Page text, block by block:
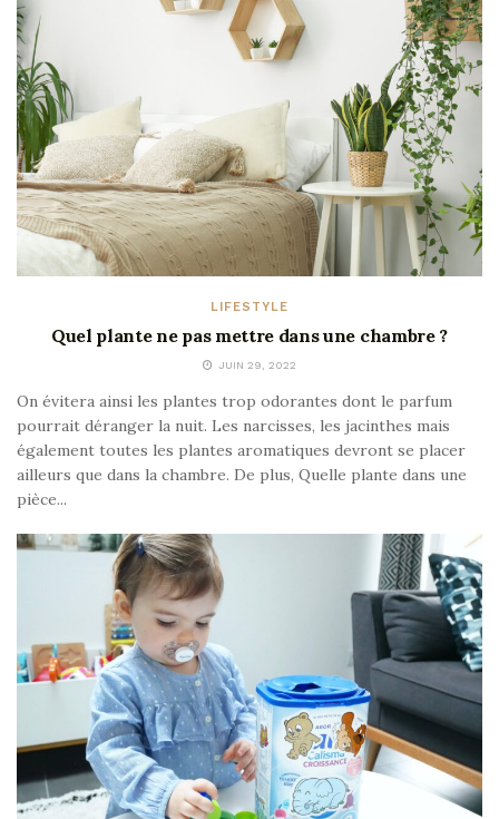
LIFESTYLE
Quel plante ne pas mettre dans une chambre ?
JUIN 29, 2022
On évitera ainsi les plantes trop odorantes dont le parfum
pourrait déranger la nuit. Les narcisses, les jacinthes mais
également toutes les plantes aromatiques devront se placer
ailleurs que dans la chambre. De plus, Quelle plante dans une
pièce...